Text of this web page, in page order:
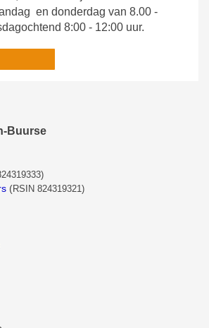
en donderdag van 8.00 -
8:00 - 12:00 uur.
Buurse
(RSIN 824319321)